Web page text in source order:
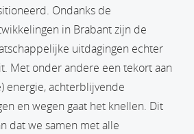
Ondanks de
in Brabant zijn de
uitdagingen echter
Met onder andere een tekort aan
energie, achterblijvende
en wegen gaat het knellen. Dit
dat we samen met alle